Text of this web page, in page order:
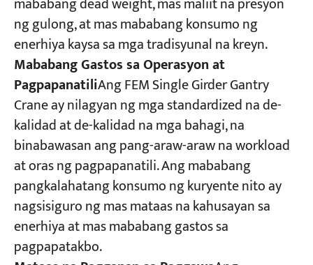
mababang dead weight, mas maliit na presyon
ng gulong, at mas mababang konsumo ng
enerhiya kaysa sa mga tradisyunal na kreyn.
Mababang Gastos sa Operasyon at
PagpapanatiliAng FEM Single Girder Gantry
Crane ay nilagyan ng mga standardized na de-
kalidad at de-kalidad na mga bahagi, na
binabawasan ang pang-araw-araw na workload
at oras ng pagpapanatili. Ang mababang
pangkalahatang konsumo ng kuryente nito ay
nagsisiguro ng mas mataas na kahusayan sa
enerhiya at mas mababang gastos sa
pagpapatakbo.